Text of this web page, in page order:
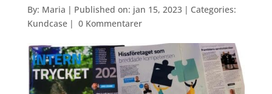
By: Maria | Published on: jan 15, 2023 | Categories:
Kundcase | 0 Kommentarer